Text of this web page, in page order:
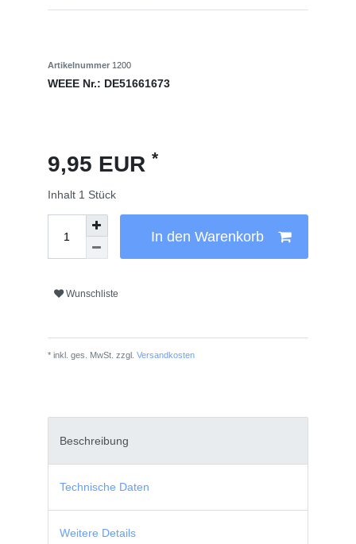
Artikelnummer 1200
WEEE Nr.: DE51661673
9,95 EUR *
Inhalt 1 Stück
In den Warenkorb
Wunschliste
* inkl. ges. MwSt. zzgl. Versandkosten
Beschreibung
Technische Daten
Weitere Details